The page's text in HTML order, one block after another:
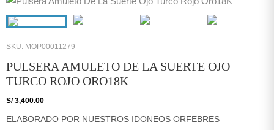
SKU: MOP00011279
PULSERA AMULETO DE LA SUERTE OJO
TURCO ROJO ORO18K
S/3,400.00
ELABORADO POR NUESTROS IDONEOS ORFEBRES